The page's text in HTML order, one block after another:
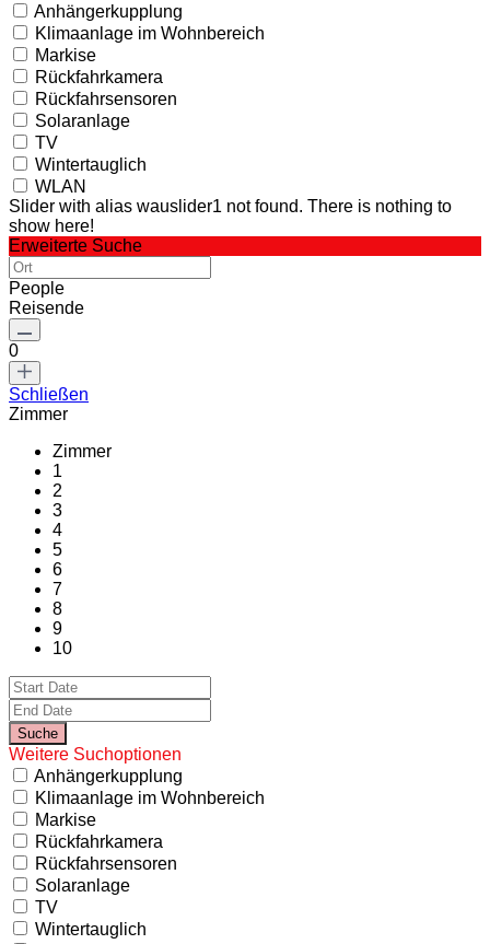
Anhängerkupplung
Klimaanlage im Wohnbereich
Markise
Rückfahrkamera
Rückfahrsensoren
Solaranlage
TV
Wintertauglich
WLAN
Slider with alias wauslider1 not found. There is nothing to
show here!
Erweiterte Suche
People
Reisende
0
Schließen
Zimmer
Zimmer
1
2
3
4
5
6
7
8
9
10
Weitere Suchoptionen
Anhängerkupplung
Klimaanlage im Wohnbereich
Markise
Rückfahrkamera
Rückfahrsensoren
Solaranlage
TV
Wintertauglich